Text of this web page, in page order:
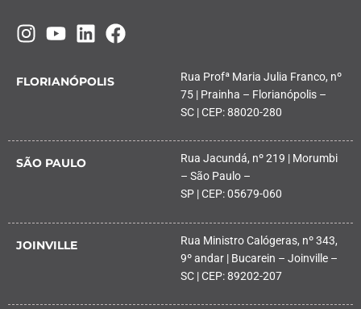
FLORIANÓPOLIS
Rua Profª Maria Julia Franco, nº
75 | Prainha – Florianópolis –
SC | CEP: 88020-280
SÃO PAULO
Rua Jacundá, nº 219 | Morumbi
– São Paulo –
SP | CEP: 05679-060
JOINVILLE
Rua Ministro Calógeras, nº 343,
9º andar | Bucarein – Joinville –
SC | CEP: 89202-207